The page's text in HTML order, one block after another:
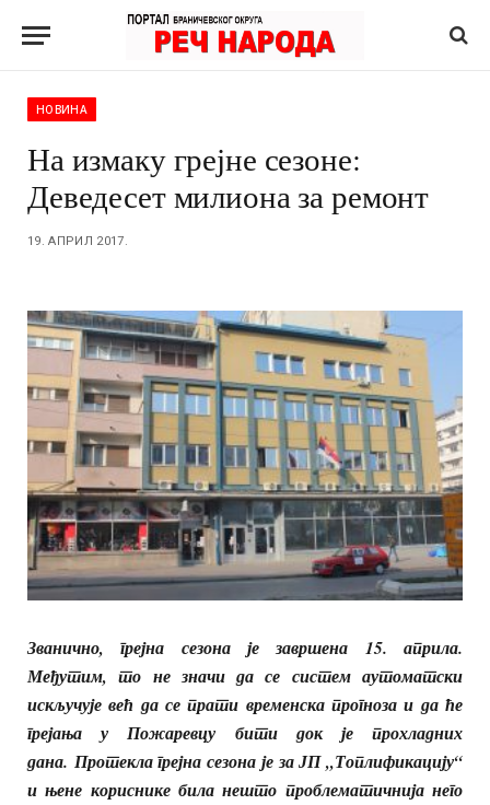
НОВИНА
На измаку грејне сезоне:
Деведесет милиона за ремонт
19. АПРИЛ 2017.
Званично, грејна сезона је завршена 15. априла.
Међутим, то не значи да се систем аутоматски
искључује већ да се прати временска прогноза и да ће
грејања у Пожаревцу бити док је прохладних
дана. Протекла грејна сезона је за ЈП „Топлификацију“
и њене кориснике била нешто проблематичнија него